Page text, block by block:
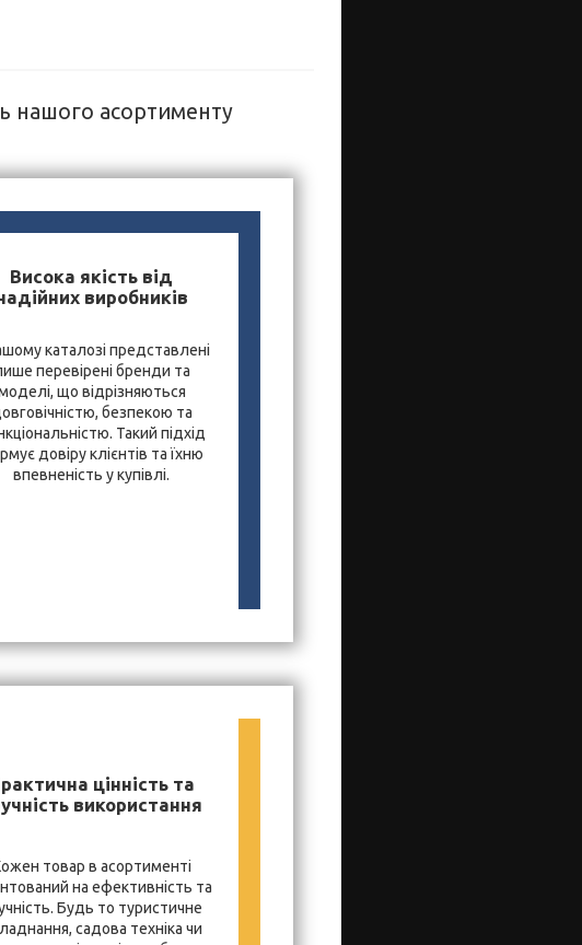
нашого асортименту
Висока якість від
виробників
каталозі представлені
перевірені бренди та
що відрізняються
безпекою та
Такий підхід
довіру клієнтів та їхню
впевненість у купівлі.
цінність та
використання
товар в асортименті
на ефективність та
Будь то туристичне
садова техніка чи